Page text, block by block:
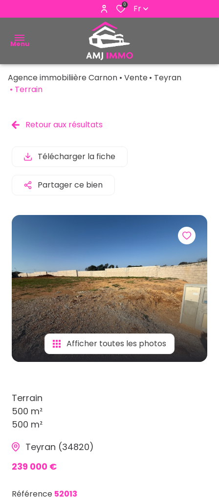
0 Fr
Menu
ACHETER
ESTIMER
ALERTE
E-MAIL
NOUS
Agence immobiliière Carnon Vente
Teyran
Terrain
Retour aux résultats
Télécharger la fiche
Partager ce bien
Afficher toutes les photos
Terrain
500 m²
500 m²
Teyran (34820)
239 000 €
Référence 52013